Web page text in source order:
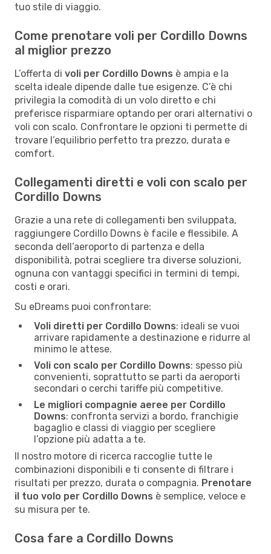
tuo stile di viaggio.
Come prenotare voli per Cordillo Downs
al miglior prezzo
L’offerta di voli per Cordillo Downs è ampia e la
scelta ideale dipende dalle tue esigenze. C’è chi
privilegia la comodità di un volo diretto e chi
preferisce risparmiare optando per orari alternativi o
voli con scalo. Confrontare le opzioni ti permette di
trovare l’equilibrio perfetto tra prezzo, durata e
comfort.
Collegamenti diretti e voli con scalo per
Cordillo Downs
Grazie a una rete di collegamenti ben sviluppata,
raggiungere Cordillo Downs è facile e flessibile. A
seconda dell’aeroporto di partenza e della
disponibilità, potrai scegliere tra diverse soluzioni,
ognuna con vantaggi specifici in termini di tempi,
costi e orari.
Su eDreams puoi confrontare:
Voli diretti per Cordillo Downs: ideali se vuoi
arrivare rapidamente a destinazione e ridurre al
minimo le attese.
Voli con scalo per Cordillo Downs: spesso più
convenienti, soprattutto se parti da aeroporti
secondari o cerchi tariffe più competitive.
Le migliori compagnie aeree per Cordillo
Downs: confronta servizi a bordo, franchigie
bagaglio e classi di viaggio per scegliere
l’opzione più adatta a te.
Il nostro motore di ricerca raccoglie tutte le
combinazioni disponibili e ti consente di filtrare i
risultati per prezzo, durata o compagnia. Prenotare
il tuo volo per Cordillo Downs è semplice, veloce e
su misura per te.
Cosa fare a Cordillo Downs